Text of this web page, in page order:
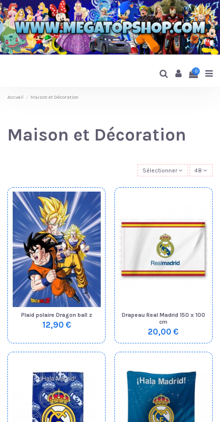
0
Accueil Maison et Décoration
Maison et Décoration
Sélectionner 48
Plaid polaire Dragon ball z
12,90 €
Drapeau Real Madrid 150 x 100
cm
20,00 €